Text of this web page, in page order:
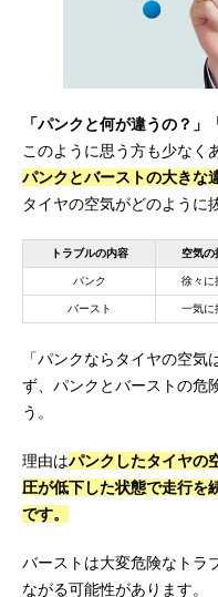
「パンクと何が違うの？」
このように思う方も少なく
パンクとバーストの大きな
タイヤの空気がどのように
トラブルの内容 空気の
パンク 徐々に
バースト 一気に
「パンクならタイヤの空
ず、パンクとバーストの危
う。
理由はパンクしたタイヤの
圧が低下した状態で走行を
です。
バーストは大変危険なトラ
ながる可能性があります。